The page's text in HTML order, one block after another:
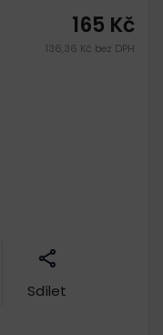
165 Kč
136,36 Kč bez DPH
Sdílet